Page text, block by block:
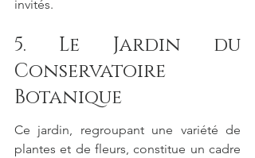
invités.
5. Le Jardin du
Conservatoire
Botanique
Ce jardin, regroupant une variété de
plantes et de fleurs, constitue un cadre